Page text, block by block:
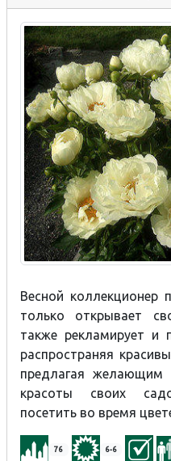
Весной коллекционер
только открывает
также рекламирует и
распространяя
предлагая желающим
красоты своих
посетить во время
76 6-6